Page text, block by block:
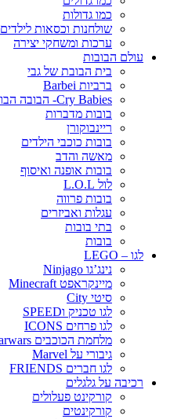
כמו גדולות
שולחנות וכסאות לילדים
ערכות ומשחקי יצירה
עולם הבובות
בית הבובת של גבי
ברביות Barbei
Cry Babies- הבובה הבוכה
בובות מדברות
ריינבוקורן
בובות כוכבי הילדים
מאשה והדב
בובות אופנה ואיסוף
לול L.O.L
בובות פרווה
עגלות ואביזרים
בתי בובות
בובות
לגו – LEGO
נינג’גו Ninjago
מיינקראפט Minecraft
סיטי City
לגו טכניק וSPEED
לגו פרחים ICONS
מלחמת הכוכבים Starwars
גיבורי על Marvel
לגו חברים FRIENDS
רכיבה על גלגלים
קורקינט פעלולים
קורקינטים